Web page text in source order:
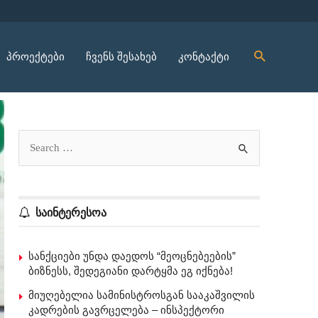
პროექტები ჩვენს შესახებ კონტაქტი
საინტერესოა
სანქციები უნდა დაედოს “მეოცნებეების”
ბიზნესს, შედეგიანი დარტყმა ეგ იქნება!
მიუღებელია სამინისტროსგან სააკაშვილის
კადრების გავრცელება – ინსპექტორი